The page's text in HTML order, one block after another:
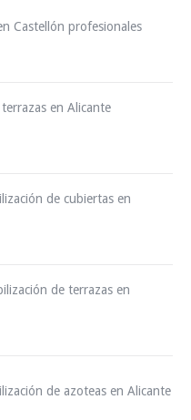
Castellón profesionales
en Alicante
de cubiertas en
de terrazas en
de azoteas en Alicante